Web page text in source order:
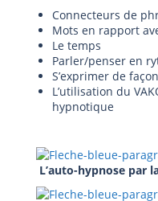
Connecteurs de
Mots en rapport
Le temps
Parler/penser en
S’exprimer de
L’utilisation du
hypnotique
L’auto-hypnose par